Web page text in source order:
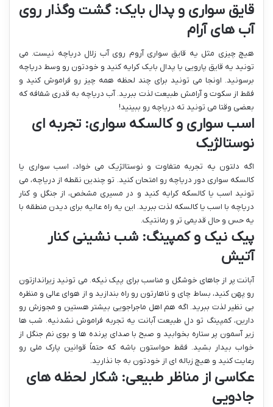
قایق سواری و پدال بایک: گشت وگذار روی
آب های آرام
هیچ چیزی مثل یه قایق سواری آروم روی آب زلال دریاچه نیست. می
تونید یه قایق پارویی یا پدال بایک کرایه کنید و خودتون رو وسط دریاچه
برسونید. اونجا می تونید برای چند لحظه همه چیز رو فراموش کنید و
فقط از سکوت و آرامش طبیعت لذت ببرید. آب دریاچه به قدری شفافه که
بعضی وقتا می تونید ته دریاچه رو ببینید!
اسب سواری و کالسکه سواری: تجربه ای
نوستالژیک
اگه دلتون یه تجربه متفاوت و نوستالژیک می خواد، اسب سواری یا
کالسکه سواری دور دریاچه رو امتحان کنید. تو چندین نقطه از دریاچه، می
تونید اسب یا کالسکه کرایه کنید و در مسیری مشخص، از جنگل و کنار
دریاچه با اسب یا کالسکه لذت ببرید. این یه راه عالیه برای دیدن منطقه با
یه حس و حال قدیمی تر و رمانتیک.
پیک نیک و کمپینگ: شب نشینی کنار
آتیش
آبانت پر از جاهای خوشگل و مناسب برای پیک نیکه. می تونید زیراندازتون
رو پهن کنید، بساط چای و ناهارتون رو راه بندازید و از هوای عالی و منظره
بی نظیر لذت ببرید. اگه هم اهل ماجراجویی بیشتر هستین و مجوزش رو
دارین، کمپینگ تو دل طبیعت آبانت یه تجربه فراموش نشدنیه. شب ها
زیر آسمون پر ستاره بخوابید و صبح با صدای پرنده ها و بوی نم جنگل از
خواب بیدار بشید. فقط حواستون باشه که حتماً قوانین پارک ملی رو
رعایت کنید و هیچ زباله ای از خودتون به جا نذارید.
عکاسی از مناظر طبیعی: شکار لحظه های
جادویی